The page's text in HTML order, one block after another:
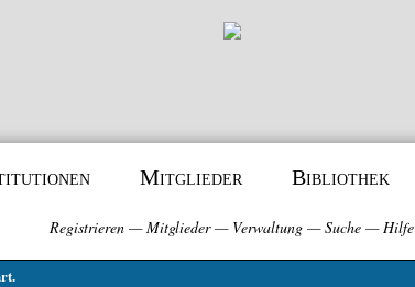
Mitglieder Bibliothek
Registrieren —Mitglieder— Verwaltung —Suche —Hilfe